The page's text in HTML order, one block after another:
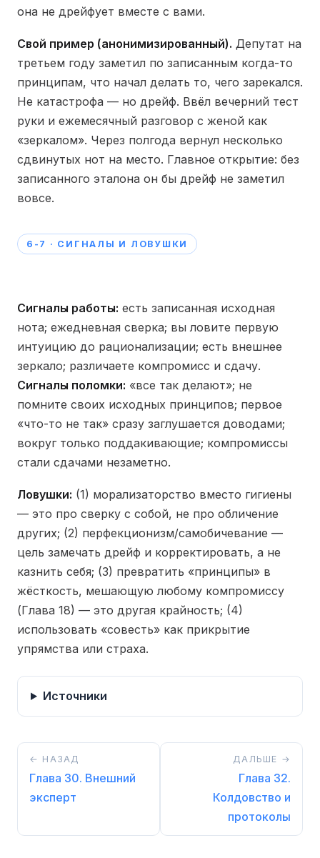
она не дрейфует вместе с вами.
Свой пример (анонимизированный). Депутат на
третьем году заметил по записанным когда-то
принципам, что начал делать то, чего зарекался.
Не катастрофа — но дрейф. Ввёл вечерний тест
руки и ежемесячный разговор с женой как
«зеркалом». Через полгода вернул несколько
сдвинутых нот на место. Главное открытие: без
записанного эталона он бы дрейф не заметил
вовсе.
6-7 · СИГНАЛЫ И ЛОВУШКИ
Сигналы работы: есть записанная исходная
нота; ежедневная сверка; вы ловите первую
интуицию до рационализации; есть внешнее
зеркало; различаете компромисс и сдачу.
Сигналы поломки: «все так делают»; не
помните своих исходных принципов; первое
«что-то не так» сразу заглушается доводами;
вокруг только поддакивающие; компромиссы
стали сдачами незаметно.
Ловушки: (1) морализаторство вместо гигиены
— это про сверку с собой, не про обличение
других; (2) перфекционизм/самобичевание —
цель замечать дрейф и корректировать, а не
казнить себя; (3) превратить «принципы» в
жёсткость, мешающую любому компромиссу
(Глава 18) — это другая крайность; (4)
использовать «совесть» как прикрытие
упрямства или страха.
Источники
← НАЗАД
Глава 30. Внешний
эксперт
ДАЛЬШЕ →
Глава 32.
Колдовство и
протоколы